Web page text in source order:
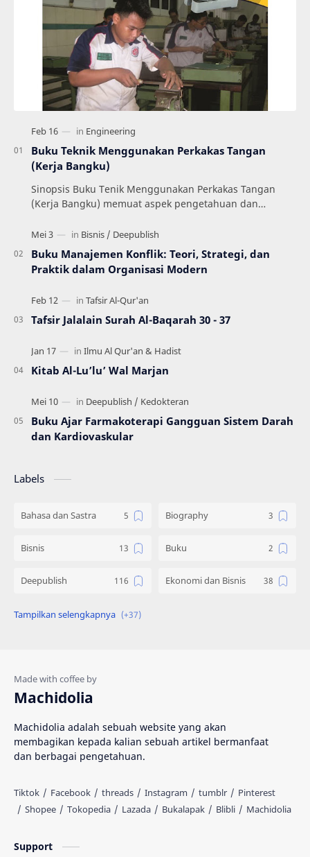
Buku Teknik Menggunakan Perkakas Tangan
(Kerja Bangku)
Sinopsis Buku Tenik Menggunakan Perkakas Tangan
(Kerja Bangku) memuat aspek pengetahuan dan
mengacu pada …
Buku Manajemen Konflik: Teori, Strategi, dan
Praktik dalam Organisasi Modern
Tafsir Jalalain Surah Al-Baqarah 30 - 37
Kitab Al-Lu’lu’ Wal Marjan
Buku Ajar Farmakoterapi Gangguan Sistem Darah
dan Kardiovaskular
Labels
Bahasa dan Sastra Biography
Bisnis Buku
Deepublish Ekonomi dan Bisnis
Engineering
Islam Katalog
Knowledge Komik
Machidolia
Machidolia adalah sebuah website yang akan
membagikan kepada kalian sebuah artikel bermanfaat
dan berbagai pengetahuan.
Support